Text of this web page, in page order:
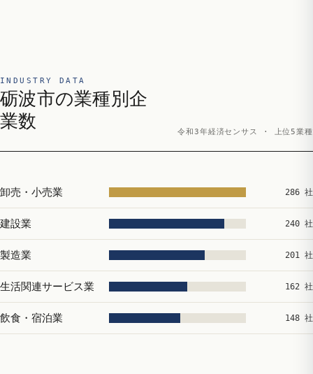
INDUSTRY DATA
砺波市の業種別企
業数
令和3年経済センサス · 上位5業種
卸売・小売業 286 社
建設業 240 社
製造業 201 社
生活関連サービス業 162 社
飲食・宿泊業 148 社